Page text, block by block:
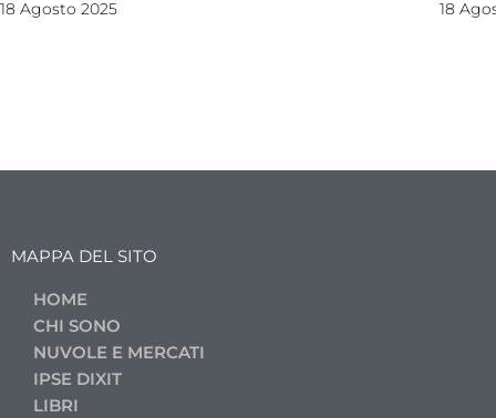
18 Agosto 2025 18
MAPPA DEL SITO
HOME
CHI SONO
NUVOLE E MERCATI
IPSE DIXIT
LIBRI